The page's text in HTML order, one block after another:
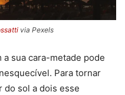
via Pexels
sua cara-metade pode
Para tornar
do sol a dois esse